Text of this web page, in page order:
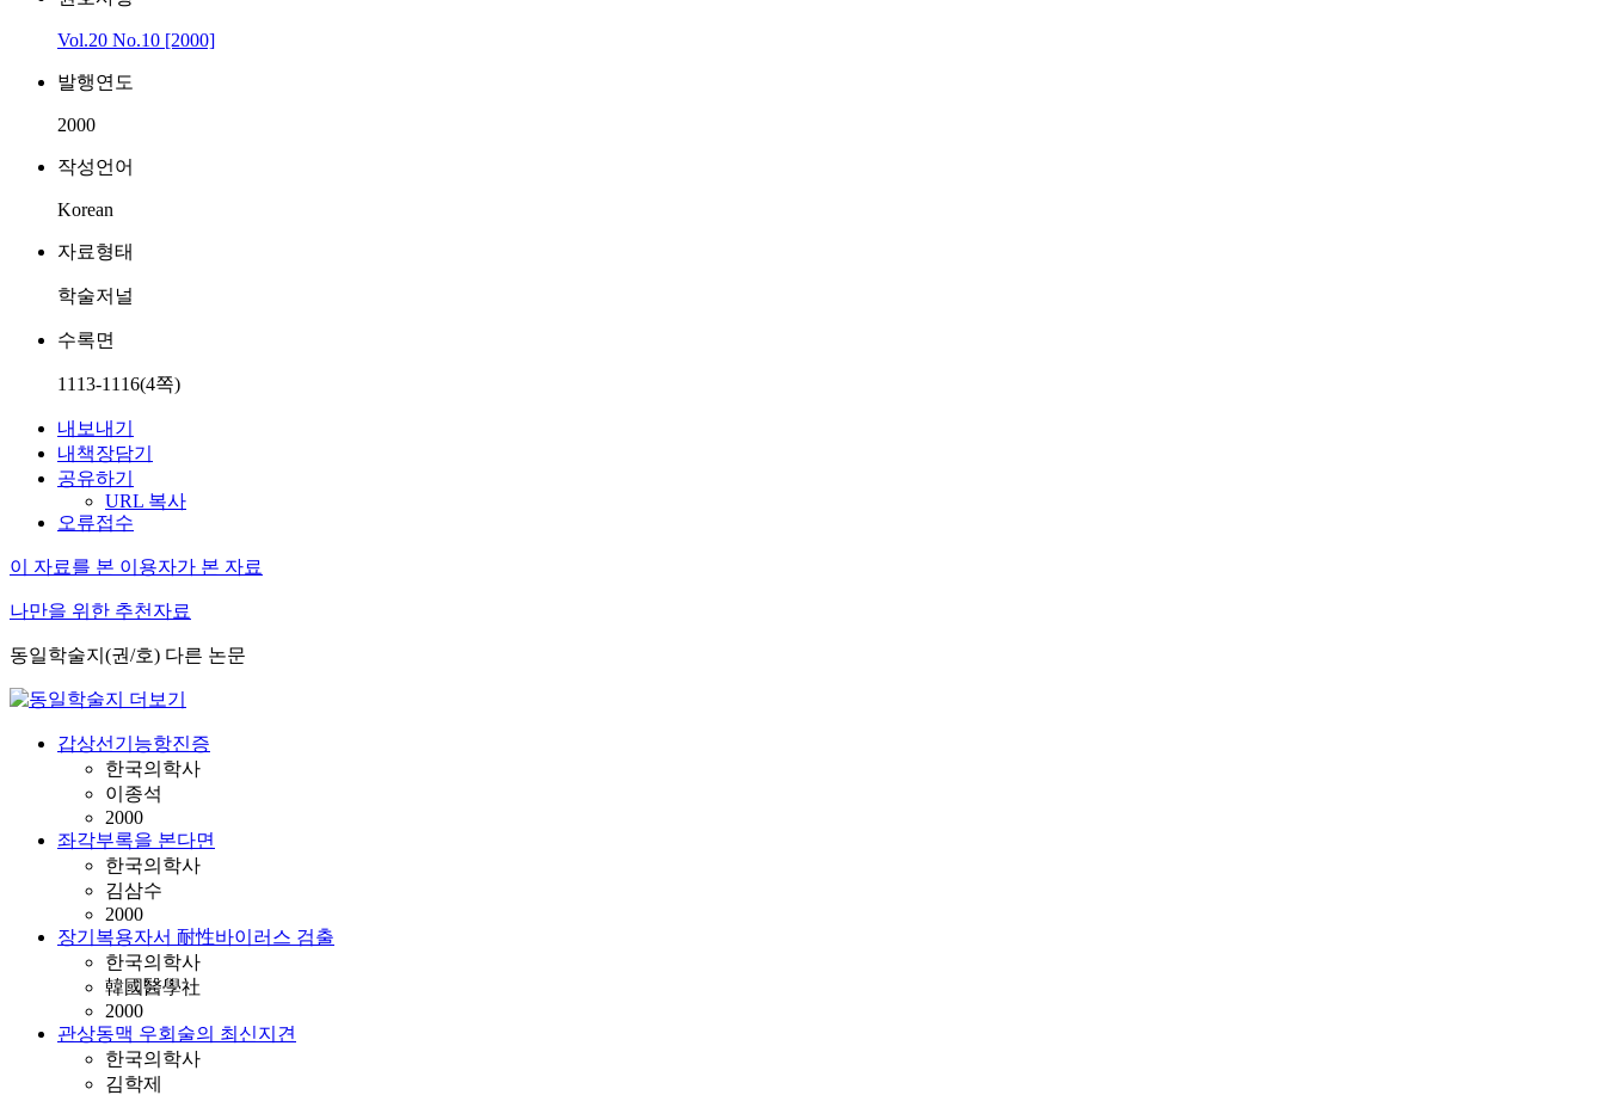
Vol.20 No.10 [2000]
발행연도
2000
작성언어
Korean
자료형태
학술저널
수록면
1113-1116(4쪽)
내보내기
내책장담기
공유하기
URL 복사
오류접수
이 자료를 본 이용자가 본 자료
나만을 위한 추천자료
동일학술지(권/호) 다른 논문
갑상선기능항진증
한국의학사
이종석
2000
좌각부록을 본다면
한국의학사
김삼수
2000
장기복용자서 耐性바이러스 검출
한국의학사
韓國醫學社
2000
관상동맥 우회술의 최신지견
한국의학사
김학제